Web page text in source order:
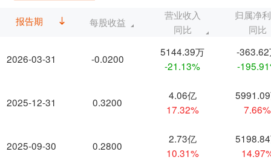
报告期
2026-03-31
2025-12-31
2025-09-30
每股收益
营业收入
同比
归属净
同比
-0.0200
5144.39万
-21.13%
-
-
0.3200
4.06亿
17.32%
7.66%
0.2800
2.73亿
10.31%